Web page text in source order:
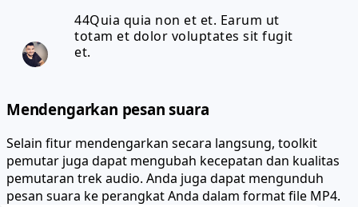
44Quia quia non et et. Earum ut
totam et dolor voluptates sit fugit
et.
Mendengarkan pesan suara
Selain fitur mendengarkan secara langsung, toolkit
pemutar juga dapat mengubah kecepatan dan kualitas
pemutaran trek audio. Anda juga dapat mengunduh
pesan suara ke perangkat Anda dalam format file MP4.